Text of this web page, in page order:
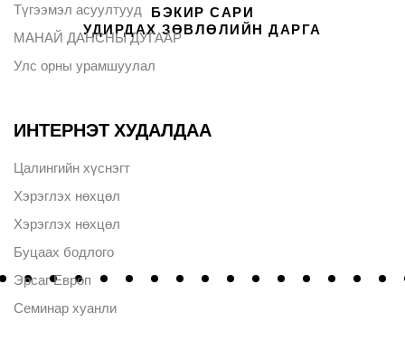
БЭКИР САРИ
УДИРДАХ ЗӨВЛӨЛИЙН ДАРГА
Түгээмэл асуултууд
МАНАЙ ДАНСНЫ ДУГААР
Улс орны урамшуулал
ИНТЕРНЭТ ХУДАЛДАА
Цалингийн хүснэгт
Хэрэглэх нөхцөл
Хэрэглэх нөхцөл
Буцаах бодлого
Эрсаг Европ
Семинар хуанли